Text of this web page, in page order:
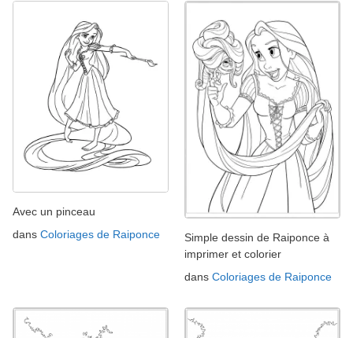
Avec un pinceau
dans Coloriages de Raiponce
Simple dessin de Raiponce à
imprimer et colorier
dans Coloriages de Raiponce